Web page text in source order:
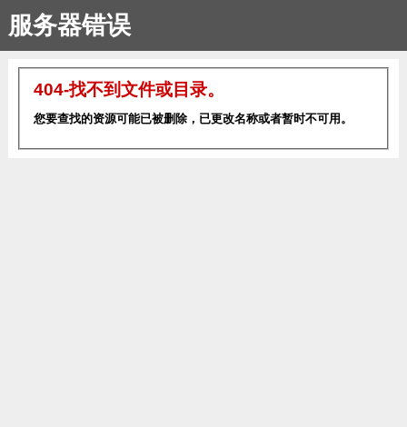
服务器错误
404-找不到文件或目录。
您要查找的资源可能已被删除，已更改名称或者暂时不可用。